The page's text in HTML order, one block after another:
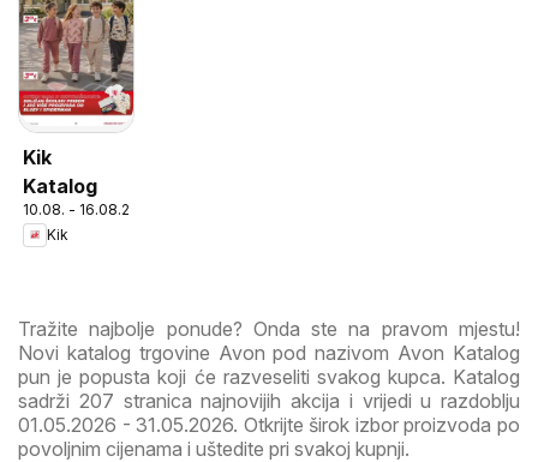
Kik
Katalog
10.08. - 16.08.2026
Kik
Tražite najbolje ponude? Onda ste na pravom mjestu!
Novi katalog trgovine Avon pod nazivom Avon Katalog
pun je popusta koji će razveseliti svakog kupca. Katalog
sadrži 207 stranica najnovijih akcija i vrijedi u razdoblju
01.05.2026 - 31.05.2026. Otkrijte širok izbor proizvoda po
povoljnim cijenama i uštedite pri svakoj kupnji.